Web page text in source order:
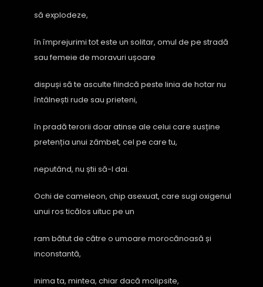
să explodeze,
în împrejurimi tot este un solitar, omul de pe stradă
sau femeie de moravuri ușoare
dispuși să te asculte fiindcă peste linia de hotar nu
întâlnești rude sau prieteni,
în pradă terorii doar atinse ale celui care susține
pretenția unui zâmbet, cel pe care tu,
neputând, nu știi să-l dai.
Ochi de cameleon, chip asexuat, care sugi oxigenul
unui ros ticălos uituc pe un
ram bătut de către o umoare morocănoasă și
inconstantă,
inima ta, mintea, chiar dacă molipsite,